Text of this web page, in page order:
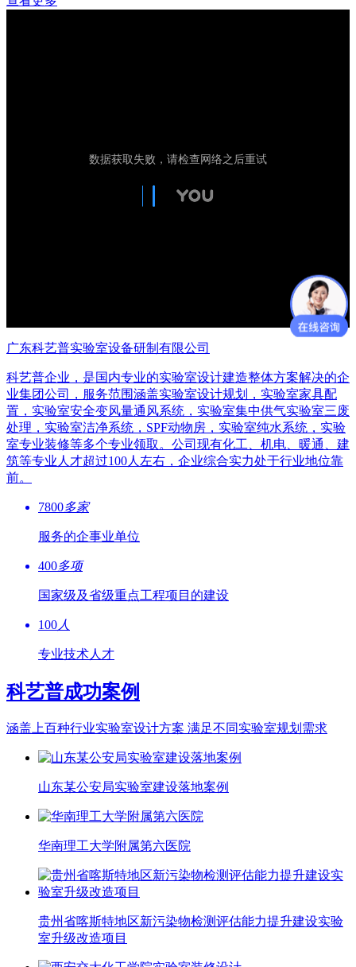
广东科艺普实验室设备研制有限公司
科艺普企业，是国内专业的实验室设计建造整体方案解决的企
业集团公司，服务范围涵盖实验室设计规划，实验室家具配
置，实验室安全变风量通风系统，实验室集中供气实验室三废
处理，实验室洁净系统，SPF动物房，实验室纯水系统，实验
室专业装修等多个专业领取。公司现有化工、机电、暖通、建
筑等专业人才超过100人左右，企业综合实力处于行业地位靠
前。
7800多家
服务的企事业单位
400多项
国家级及省级重点工程项目的建设
100 人
专业技术人才
科艺普成功案例
涵盖上百种行业实验室设计方案 满足不同实验室规划需求
山东某公安局实验室建设落地案例
华南理工大学附属第六医院
贵州省喀斯特地区新污染物检测评估能力提升建设实验
室升级改造项目